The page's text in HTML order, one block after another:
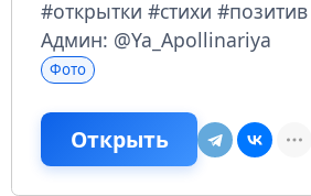
#открытки #стихи #позитив
Админ: @Ya_Apollinariya
Фото
Открыть